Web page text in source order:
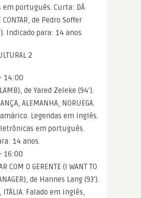
português. Curta: DÁ
CONTAR, de Pedro Soffer
Indicado para: 14 anos.
2
14:00
de Yared Zeleke (94′).
ALEMANHA, NORUEGA.
Legendas em inglês.
em português.
14 anos.
16:00
COM O GERENTE (I WANT TO
de Hannes Lang (93′).
ITÁLIA. Falado em inglês,